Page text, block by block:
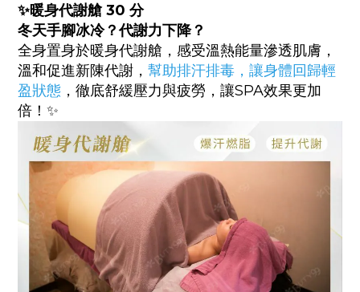
✨暖身代謝艙 30 分
冬天手腳冰冷？代謝力下降？
全身置身於暖身代謝艙，感受溫熱能量滲透肌膚，
溫和促進新陳代謝， 幫助排汗排毒，讓身體回歸輕
盈狀態 ，徹底舒緩壓力與疲勞，讓SPA效果更加
倍！✨